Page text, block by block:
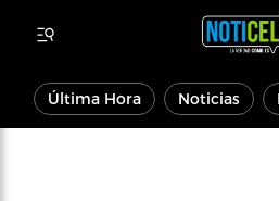
Última Hora Noticias